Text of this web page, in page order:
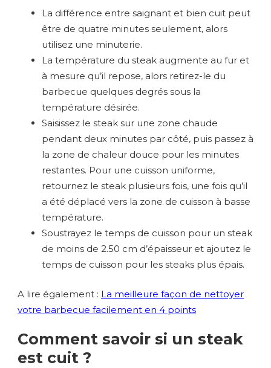
La différence entre saignant et bien cuit peut
être de quatre minutes seulement, alors
utilisez une minuterie.
La température du steak augmente au fur et
à mesure qu’il repose, alors retirez-le du
barbecue quelques degrés sous la
température désirée.
Saisissez le steak sur une zone chaude
pendant deux minutes par côté, puis passez à
la zone de chaleur douce pour les minutes
restantes. Pour une cuisson uniforme,
retournez le steak plusieurs fois, une fois qu’il
a été déplacé vers la zone de cuisson à basse
température.
Soustrayez le temps de cuisson pour un steak
de moins de 2.50 cm d’épaisseur et ajoutez le
temps de cuisson pour les steaks plus épais.
A lire également : La meilleure façon de nettoyer
votre barbecue facilement en 4 points
Comment savoir si un steak
est cuit ?